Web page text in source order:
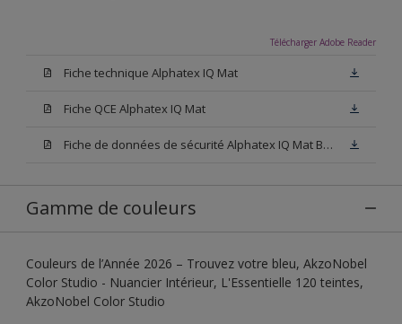
Télécharger Adobe Reader
Fiche technique Alphatex IQ Mat
Fiche QCE Alphatex IQ Mat
Fiche de données de sécurité Alphatex IQ Mat Base W05
Gamme de couleurs
Couleurs de l’Année 2026 – Trouvez votre bleu, AkzoNobel
Color Studio - Nuancier Intérieur, L'Essentielle 120 teintes,
AkzoNobel Color Studio